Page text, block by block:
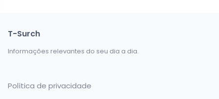
T-Surch
Informações relevantes do seu dia a dia.
Política de privacidade